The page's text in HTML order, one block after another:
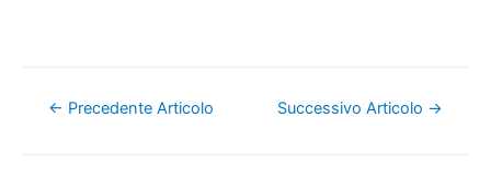
Navigazione
← Precedente Articolo Successivo Articolo →